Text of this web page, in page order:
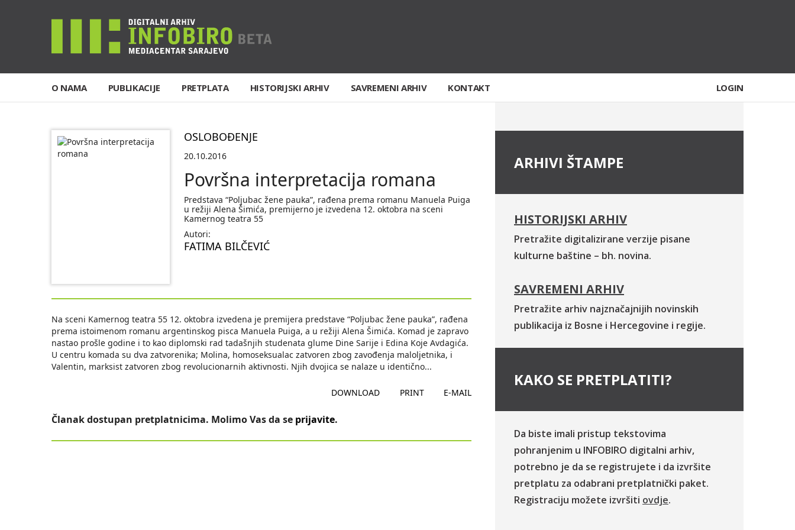
O NAMA PUBLIKACIJE PRETPLATA HISTORIJSKI ARHIV SAVREMENI ARHIV KONTAKT LOGIN
OSLOBOĐENJE
20.10.2016
Površna interpretacija romana
Predstava “Poljubac žene pauka”, rađena prema romanu Manuela Puiga
u režiji Alena Šimića, premijerno je izvedena 12. oktobra na sceni
Kamernog teatra 55
Autori:
FATIMA BILČEVIĆ
Na sceni Kamernog teatra 55 12. oktobra izvedena je premijera predstave “Poljubac žene pauka”, rađena
prema istoimenom romanu argentinskog pisca Manuela Puiga, a u režiji Alena Šimića. Komad je zapravo
nastao prošle godine i to kao diplomski rad tadašnjih studenata glume Dine Sarije i Edina Koje Avdagića.
U centru komada su dva zatvorenika; Molina, homoseksualac zatvoren zbog zavođenja maloljetnika, i
Valentin, marksist zatvoren zbog revolucionarnih aktivnosti. Njih dvojica se nalaze u identično...
DOWNLOAD PRINT E-MAIL
Članak dostupan pretplatnicima. Molimo Vas da se prijavite.
ARHIVI ŠTAMPE
HISTORIJSKI ARHIV
Pretražite digitalizirane verzije pisane
kulturne baštine – bh. novina.
SAVREMENI ARHIV
Pretražite arhiv najznačajnijih novinskih
publikacija iz Bosne i Hercegovine i regije.
KAKO SE PRETPLATITI?
Da biste imali pristup tekstovima
pohranjenim u INFOBIRO digitalni arhiv,
potrebno je da se registrujete i da izvršite
pretplatu za odabrani pretplatnički paket.
Registraciju možete izvršiti ovdje.